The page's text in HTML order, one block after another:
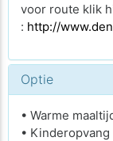
voor route klik
: http://
Optie
• Warme
• Kinderopvang